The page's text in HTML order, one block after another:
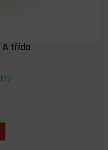
A třída